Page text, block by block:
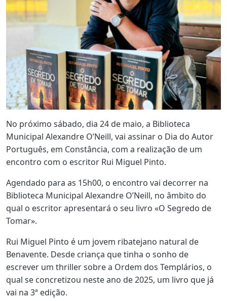
No próximo sábado, dia 24 de maio, a Biblioteca
Municipal Alexandre O’Neill, vai assinar o Dia do Autor
Português, em Constância, com a realização de um
encontro com o escritor Rui Miguel Pinto.
Agendado para as 15h00, o encontro vai decorrer na
Biblioteca Municipal Alexandre O’Neill, no âmbito do
qual o escritor apresentará o seu livro «O Segredo de
Tomar».
Rui Miguel Pinto é um jovem ribatejano natural de
Benavente. Desde criança que tinha o sonho de
escrever um thriller sobre a Ordem dos Templários, o
qual se concretizou neste ano de 2025, um livro que já
vai na 3ª edição.